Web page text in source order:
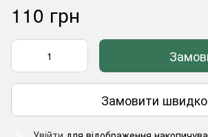
110 грн
Замовити швидко